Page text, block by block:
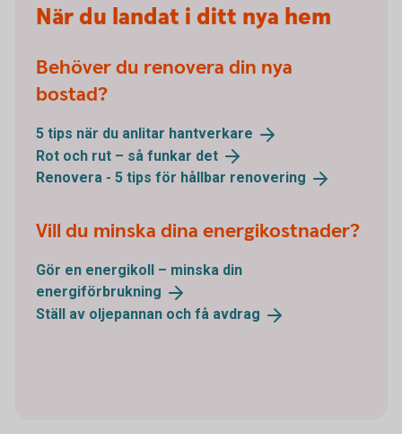
När du landat i ditt nya hem
Behöver du renovera din nya
bostad?
5 tips när du anlitar hantverkare
Rot och rut – så funkar det
Renovera - 5 tips för hållbar renovering
Vill du minska dina energikostnader?
Gör en energikoll – minska din
energiförbrukning
Ställ av oljepannan och få avdrag